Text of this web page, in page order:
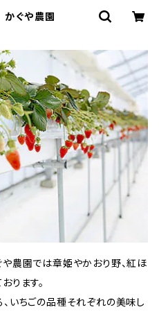
ぐや農園
農園では章姫やかおり野、紅ほ
ります。
いちごの品種それぞれの美味し